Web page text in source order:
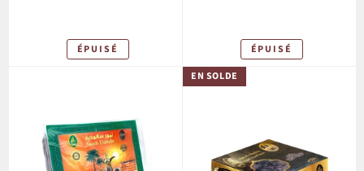
ÉPUISÉ ÉPUISÉ
EN SOLDE